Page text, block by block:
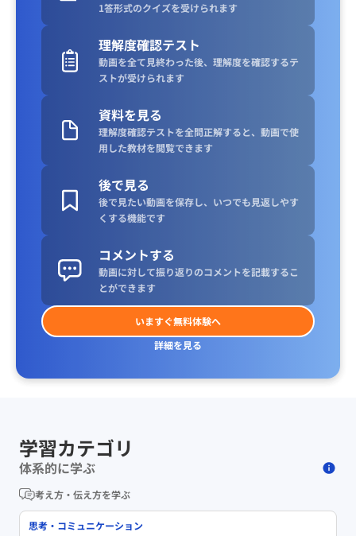
1答形式のクイズを受けられます
理解度確認テスト
動画を全て見終わった後、理解度を確認するテ
ストが受けられます
資料を見る
理解度確認テストを全問正解すると、動画で使
用した教材を閲覧できます
後で見る
後で見たい動画を保存し、いつでも見返しやす
くする機能です
コメントする
動画に対して振り返りのコメントを記載するこ
とができます
いますぐ無料体験へ
詳細を見る
学習カテゴリ
体系的に学ぶ
考え方・伝え方を学ぶ
思考・コミュニケーション